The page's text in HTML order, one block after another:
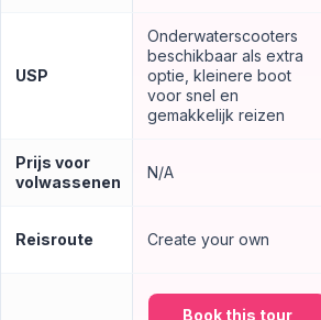
USP
Onderwaterscooters
beschikbaar als extra
optie, kleinere boot
voor snel en
gemakkelijk reizen
Prijs voor
volwassenen
N/A
Reisroute Create your own
Book this tour